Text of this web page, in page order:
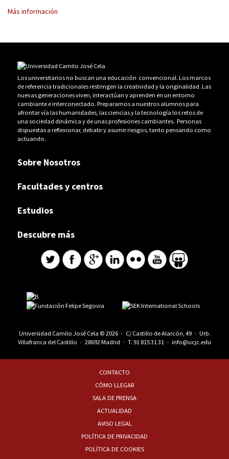
Más información
Los universitarios no buscan una educación convencional. Los marcos
de referencia tradicionales restringen la creatividad y la originalidad. Las
nuevas generaciones viven, interactúan y aprenden en un entorno
cambiante e interconectado. Preparamos a nuestros alumnos para
afrontar vía las humanidades, las ciencias y la tecnología los retos de
una sociedad dinámica y de unas profesiones cambiantes. Personas
dispuestas a reflexionar, debatir y asumir riesgos, tanto pensando como
actuando.
Sobre Nosotros
Facultades y centros
Estudios
Descubre más
Universidad Camilo José Cela © 2026 · C/ Castillo de Alarcón, 49 · Urb.
Villafranca del Castillo · 28692 Madrid · T. 91 815 31 31 · info@ucjc.edu
CONTACTO
CÓMO LLEGAR
SALA DE PRENSA
ACTUALIDAD
AVISO LEGAL
POLÍTICA DE PRIVACIDAD
POLÍTICA DE COOKIES